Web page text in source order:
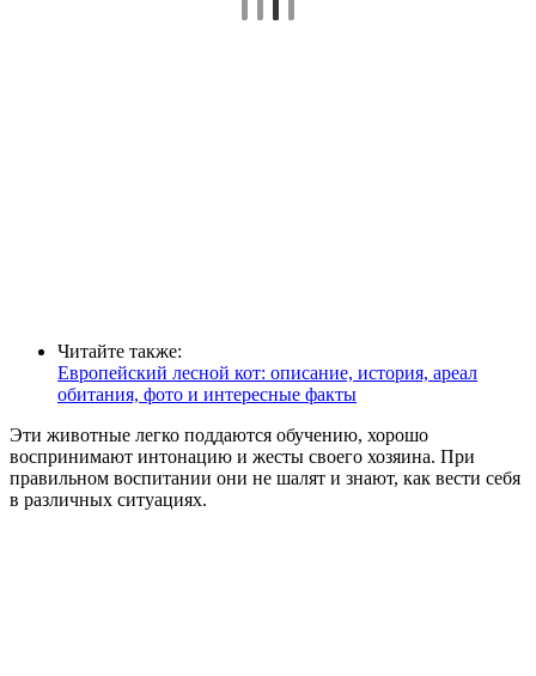
Читайте также:
Европейский лесной кот: описание, история, ареал
обитания, фото и интересные факты
Эти животные легко поддаются обучению, хорошо
воспринимают интонацию и жесты своего хозяина. При
правильном воспитании они не шалят и знают, как вести себя
в различных ситуациях.